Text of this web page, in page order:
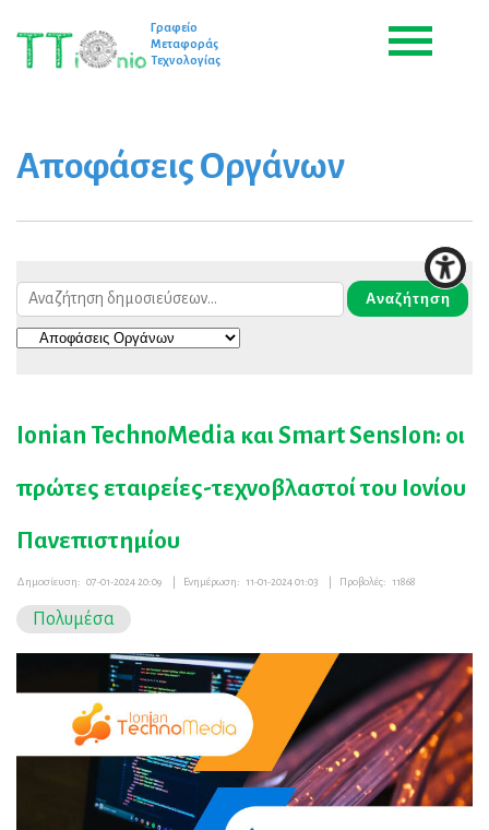
Γραφείο
Μεταφοράς
Τεχνολογίας
Αποφάσεις Οργάνων
Ionian TechnoMedia και Smart SensIon: οι
πρώτες εταιρείες-τεχνοβλαστοί του Ιονίου
Πανεπιστημίου
Δημοσίευση: 07-01-2024 20:09 Ενημέρωση: 11-01-2024 01:03 Προβολές: 11868
Πολυμέσα